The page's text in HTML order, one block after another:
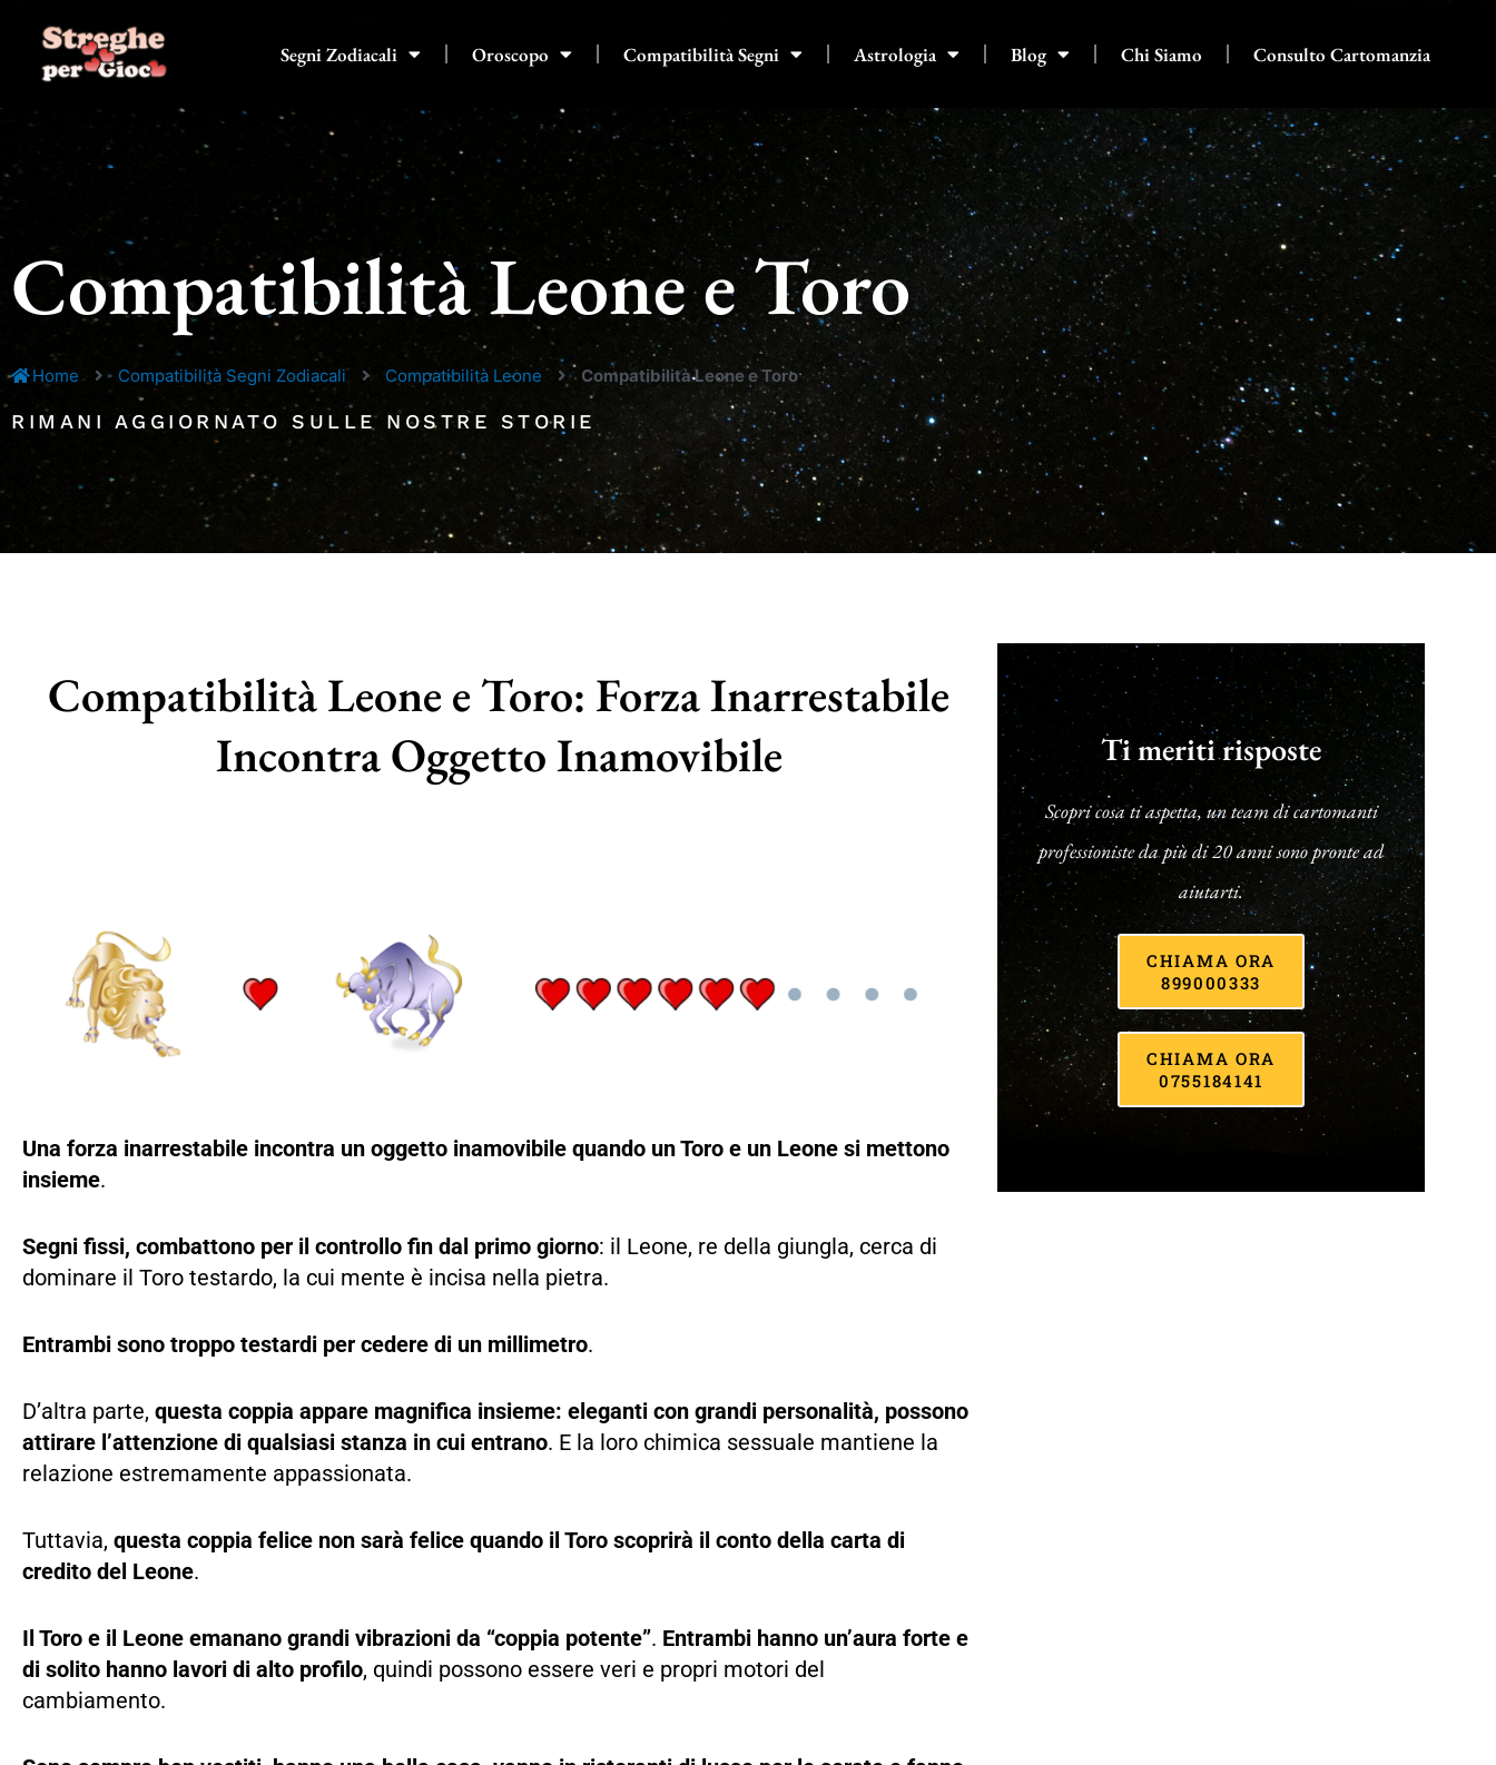
contenuto
Segni Zodiacali Oroscopo Compatibilità Segni Astrologia Blog Chi Siamo Consulto Cartomanzia
Compatibilità Leone e Toro
Home Compatibilità Segni Zodiacali Compatibilità Leone Compatibilità Leone e Toro
RIMANI AGGIORNATO SULLE NOSTRE STORIE
Compatibilità Leone e Toro: Forza Inarrestabile
Incontra Oggetto Inamovibile
Una forza inarrestabile incontra un oggetto inamovibile quando un Toro e un Leone si mettono
insieme.
Segni fissi, combattono per il controllo fin dal primo giorno: il Leone, re della giungla, cerca di
dominare il Toro testardo, la cui mente è incisa nella pietra.
Entrambi sono troppo testardi per cedere di un millimetro.
D’altra parte, questa coppia appare magnifica insieme: eleganti con grandi personalità, possono
attirare l’attenzione di qualsiasi stanza in cui entrano. E la loro chimica sessuale mantiene la
relazione estremamente appassionata.
Tuttavia, questa coppia felice non sarà felice quando il Toro scoprirà il conto della carta di
credito del Leone.
Il Toro e il Leone emanano grandi vibrazioni da “coppia potente”. Entrambi hanno un’aura forte e
di solito hanno lavori di alto profilo, quindi possono essere veri e propri motori del
cambiamento.
Ti meriti risposte
Scopri cosa ti aspetta, un team di cartomanti
professioniste da più di 20 anni sono pronte ad
aiutarti.
CHIAMA ORA
899000333
CHIAMA ORA
0755184141